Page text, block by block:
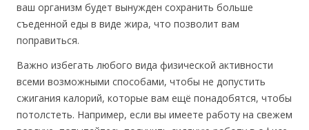
ваш организм будет вынужден сохранить больше
съеденной еды в виде жира, что позволит вам
поправиться.
Важно избегать любого вида физической активности
всеми возможными способами, чтобы не допустить
сжигания калорий, которые вам ещё понадобятся, чтобы
потолстеть. Например, если вы имеете работу на свежем